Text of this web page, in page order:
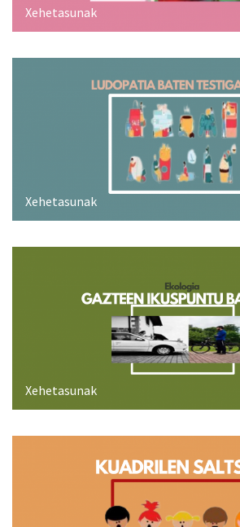
Xehetasunak
Xehetasunak
Xehetasunak